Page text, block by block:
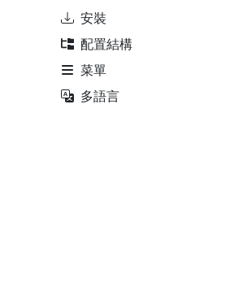
安裝
配置結構
菜單
多語言